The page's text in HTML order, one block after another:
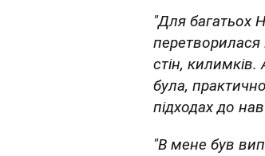
"Для багатьох
перетворилася
стін,
була,
підходах до
"В мене був